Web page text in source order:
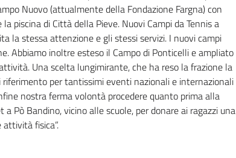
Nuovo (attualmente della Fondazione Fargna) con
piscina di Città della Pieve. Nuovi Campi da Tennis a
la stessa attenzione e gli stessi servizi. I nuovi campi
Abbiamo inoltre esteso il Campo di Ponticelli e ampliato
Una scelta lungimirante, che ha reso la frazione la
per tantissimi eventi nazionali e internazionali
nostra ferma volontà procedere quanto prima alla
Pò Bandino, vicino alle scuole, per donare ai ragazzi una
fisica”.